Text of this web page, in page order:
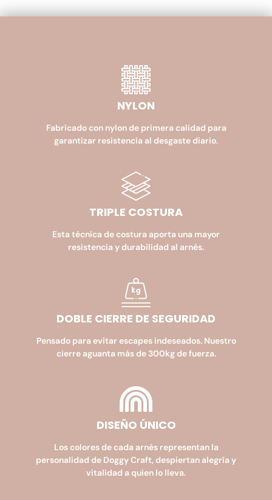
NYLON
Fabricado con nylon de primera calidad para
garantizar resistencia al desgaste diario.
TRIPLE COSTURA
Esta técnica de costura aporta una mayor
resistencia y durabilidad al arnés.
DOBLE CIERRE DE SEGURIDAD​
Pensado para evitar escapes indeseados. Nuestro
cierre aguanta más de 300kg de fuerza.
DISEÑO ÚNICO
Los colores de cada arnés representan la
personalidad de Doggy Craft, despiertan alegría y
vitalidad a quien lo lleva.